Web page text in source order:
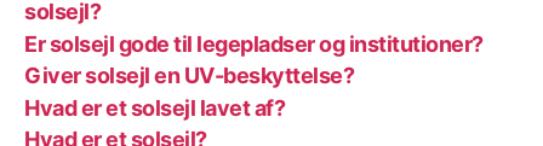
solsejl?
Er solsejl gode til legepladser og institutioner?
Giver solsejl en UV-beskyttelse?
Hvad er et solsejl lavet af?
Hvad er et solsejl?